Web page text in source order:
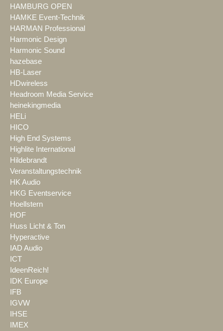
HAMBURG OPEN
HAMKE Event-Technik
HARMAN Professional
Harmonic Design
Harmonic Sound
hazebase
HB-Laser
HDwireless
Headroom Media Service
heinekingmedia
HELi
HICO
High End Systems
Highlite International
Hildebrandt
Veranstaltungstechnik
HK Audio
HKG Eventservice
Hoellstern
HOF
Huss Licht & Ton
Hyperactive
IAD Audio
ICT
IdeenReich!
IDK Europe
IFB
IGVW
IHSE
IMEX